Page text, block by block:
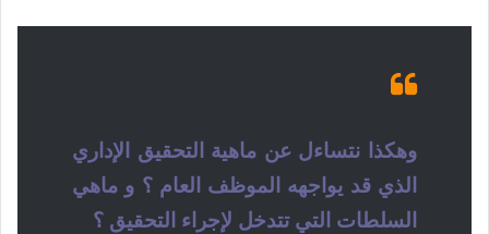
وهكذا نتساءل عن ماهية التحقيق الإداري
الذي قد يواجهه الموظف العام ؟ و ماهي
السلطات التي تتدخل لإجراء التحقيق ؟